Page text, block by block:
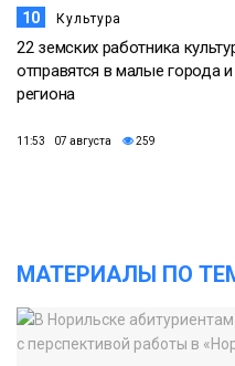
10 Культура
22 земских работника
отправятся в малые города
региона
11:53 07 августа 259
МАТЕРИАЛЫ ПО